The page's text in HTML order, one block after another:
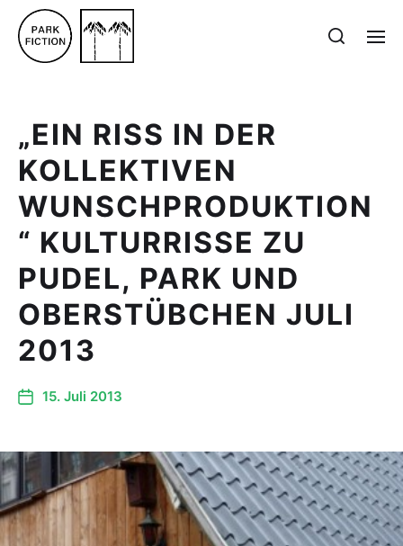
„EIN RISS IN DER
KOLLEKTIVEN
WUNSCHPRODUKTION
“ KULTURRISSE ZU
PUDEL, PARK UND
OBERSTÜBCHEN JULI
2013
15. Juli 2013